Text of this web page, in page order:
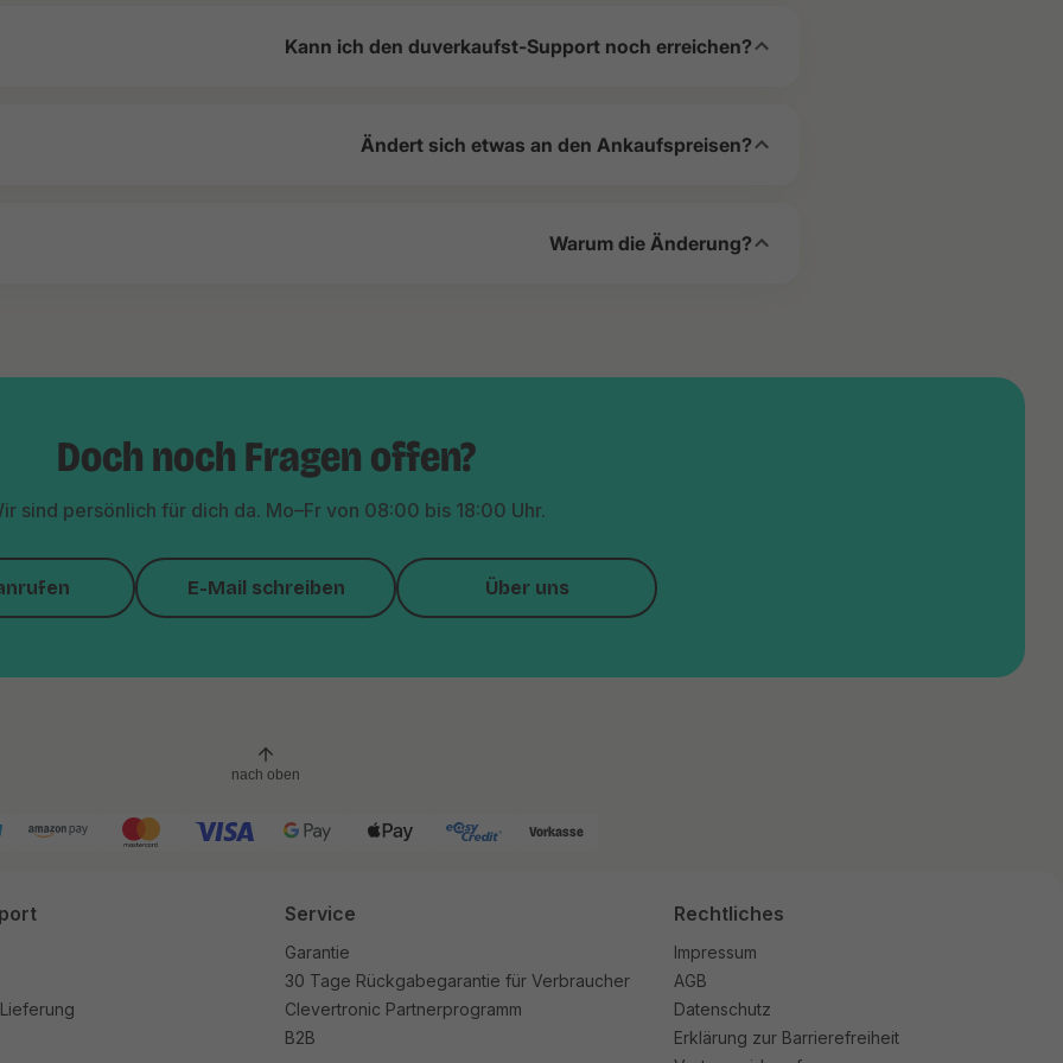
Kann ich den duverkaufst-Support noch erreichen?
Ändert sich etwas an den Ankaufspreisen?
Warum die Änderung?
Doch noch Fragen offen?
sind persönlich für dich da. Mo–Fr von 08:00 bis 18:00 Uhr.
E-Mail schreiben Über uns
nach oben
Vorkasse
Service
Garantie
30 Tage Rückgabegarantie für Verbraucher
Clevertronic Partnerprogramm
B2B
Rechtliches
Impressum
AGB
Datenschutz
Erklärung zur Barrierefreiheit